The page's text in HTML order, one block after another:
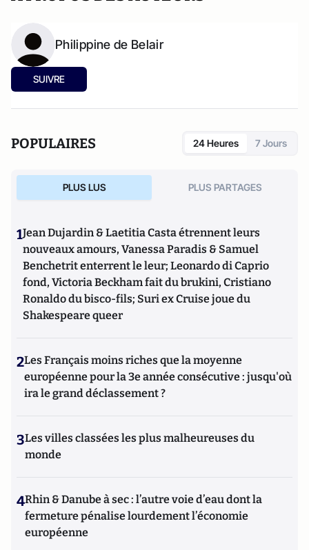
Philippine de Belair
SUIVRE
POPULAIRES 24 Heures 7 Jours
PLUS LUS PLUS PARTAGES
1Jean Dujardin & Laetitia Casta étrennent leurs
nouveaux amours, Vanessa Paradis & Samuel
Benchetrit enterrent le leur; Leonardo di Caprio
fond, Victoria Beckham fait du brukini, Cristiano
Ronaldo du bisco-fils; Suri ex Cruise joue du
Shakespeare queer
2Les Français moins riches que la moyenne
européenne pour la 3e année consécutive : jusqu'où
ira le grand déclassement ?
3Les villes classées les plus malheureuses du
monde
4Rhin & Danube à sec : l’autre voie d’eau dont la
fermeture pénalise lourdement l’économie
européenne